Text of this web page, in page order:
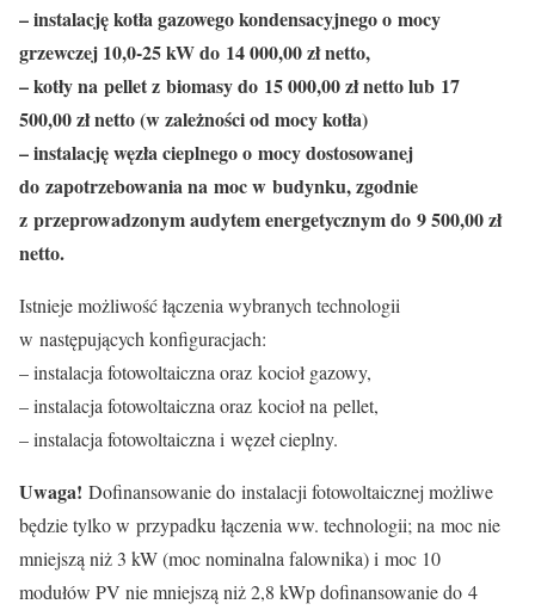
– instalację kotła gazowego kondensacyjnego o mocy
grzewczej 10,0-25 kW do 14 000,00 zł netto,
– kotły na pellet z biomasy do 15 000,00 zł netto lub 17
500,00 zł netto (w zależności od mocy kotła)
– instalację węzła cieplnego o mocy dostosowanej
do zapotrzebowania na moc w budynku, zgodnie
z przeprowadzonym audytem energetycznym do 9 500,00 zł
netto.
Istnieje możliwość łączenia wybranych technologii
w następujących konfiguracjach:
– instalacja fotowoltaiczna oraz kocioł gazowy,
– instalacja fotowoltaiczna oraz kocioł na pellet,
– instalacja fotowoltaiczna i węzeł cieplny.
Uwaga! Dofinansowanie do instalacji fotowoltaicznej możliwe
będzie tylko w przypadku łączenia ww. technologii; na moc nie
mniejszą niż 3 kW (moc nominalna falownika) i moc 10
modułów PV nie mniejszą niż 2,8 kWp dofinansowanie do 4